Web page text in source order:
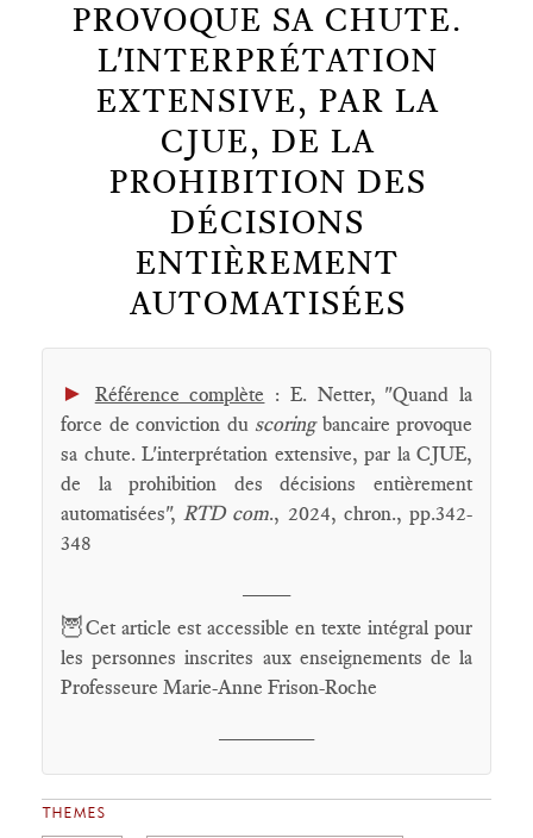
PROVOQUE SA CHUTE.
L'INTERPRÉTATION
EXTENSIVE, PAR LA
CJUE, DE LA
PROHIBITION DES
DÉCISIONS
ENTIÈREMENT
AUTOMATISÉES
► Référence complète : E. Netter, "Quand la
force de conviction du scoringbancaire provoque
sa chute. L'interprétation extensive, par la CJUE,
de la prohibition des décisions entièrement
automatisées",RTD com., 2024, chron., pp.342-
348
🦉Cet article est accessible en texte intégral pour
les personnes inscrites aux enseignements de la
Professeure Marie-Anne Frison-Roche
THEMES